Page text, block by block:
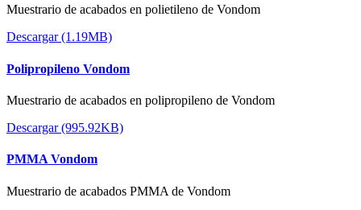
Muestrario de acabados en polietileno de Vondom
Descargar (1.19MB)
Polipropileno Vondom
Muestrario de acabados en polipropileno de Vondom
Descargar (995.92KB)
PMMA Vondom
Muestrario de acabados PMMA de Vondom